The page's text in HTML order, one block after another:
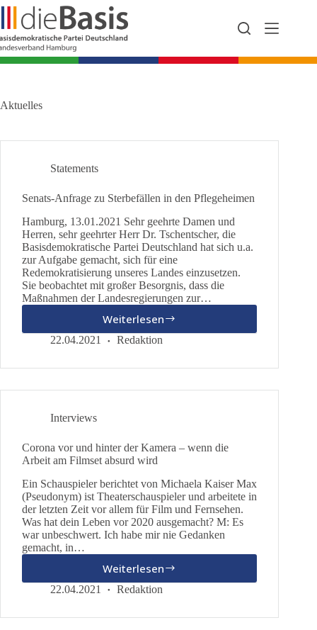
Zum
Inhalt
springen
Aktuelles
Statements
Senats-Anfrage zu Sterbefällen in den Pflegeheimen
Hamburg, 13.01.2021 Sehr geehrte Damen und
Herren, sehr geehrter Herr Dr. Tschentscher, die
Basisdemokratische Partei Deutschland hat sich u.a.
zur Aufgabe gemacht, sich für eine
Redemokratisierung unseres Landes einzusetzen.
Sie beobachtet mit großer Besorgnis, dass die
Maßnahmen der Landesregierungen zur…
Weiterlesen
Senats-
Anfrage
Sterbefällen
22.04.2021 Redaktion
Interviews
Corona vor und hinter der Kamera – wenn die
Arbeit am Filmset absurd wird
Ein Schauspieler berichtet von Michaela Kaiser Max
(Pseudonym) ist Theaterschauspieler und arbeitete in
der letzten Zeit vor allem für Film und Fernsehen.
Was hat dein Leben vor 2020 ausgemacht? M: Es
war unbeschwert. Ich habe mir nie Gedanken
gemacht, in…
Weiterlesen
Corona
vor
hinter
22.04.2021 Redaktion